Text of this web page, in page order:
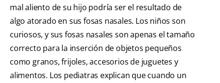
mal aliento de su hijo podría ser el resultado de
algo atorado en sus fosas nasales. Los niños son
curiosos, y sus fosas nasales son apenas el tamaño
correcto para la inserción de objetos pequeños
como granos, frijoles, accesorios de juguetes y
alimentos. Los pediatras explican que cuando un